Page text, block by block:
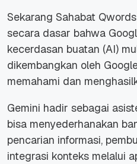
Sekarang Sahabat
secara dasar bahwa
kecerdasan buatan (AI)
dikembangkan oleh
memahami dan
Gemini hadir sebagai
bisa menyederhanakan
pencarian informasi,
integrasi konteks melalui